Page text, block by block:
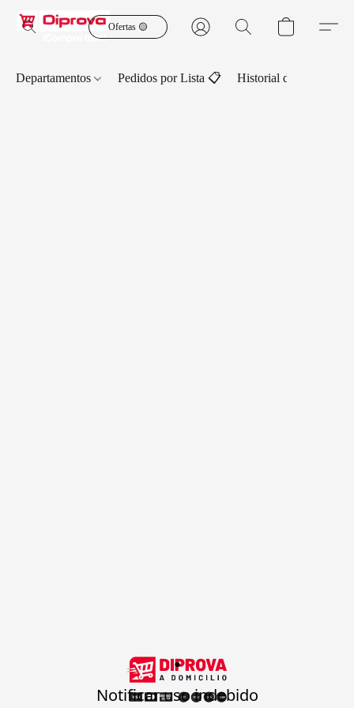
Ofertas 🟡
Departamentos Pedidos por Lista 📋 Historial de Pedidos
.
Notificar uso indebido